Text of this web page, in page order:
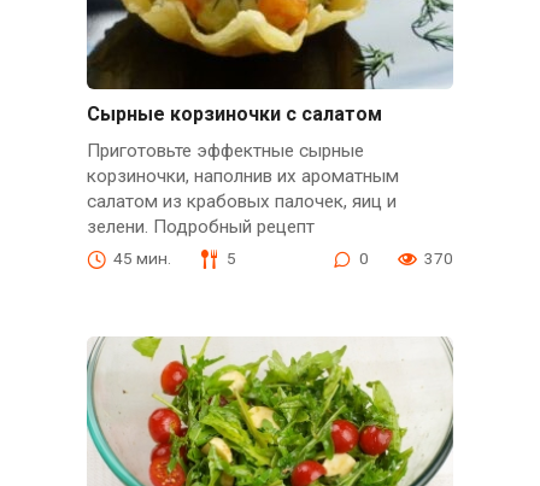
Сырные корзиночки с салатом
Приготовьте эффектные сырные
корзиночки, наполнив их ароматным
салатом из крабовых палочек, яиц и
зелени. Подробный рецепт
45 мин. 5 0 370